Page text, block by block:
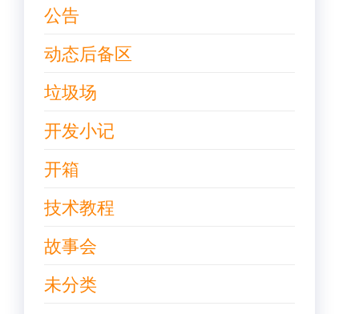
公告
动态后备区
垃圾场
开发小记
开箱
技术教程
故事会
未分类